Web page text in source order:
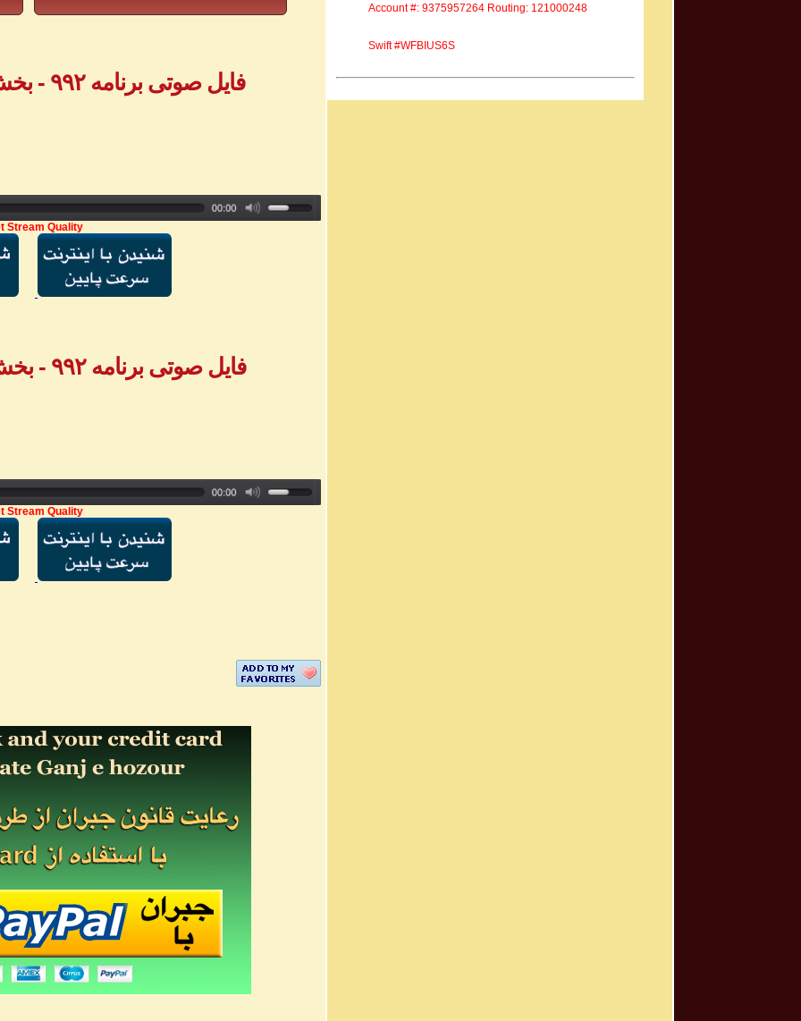
فایل صوتی برنامه ۹۹۲ - بخش اول پیامهای تلفنی
Stream Quality
فایل صوتی برنامه ۹۹۲ - بخش دوم پیامهای تلفنی
Stream Quality
Account #: 9375957264 Routing: 121000248
Swift #WFBIUS6S